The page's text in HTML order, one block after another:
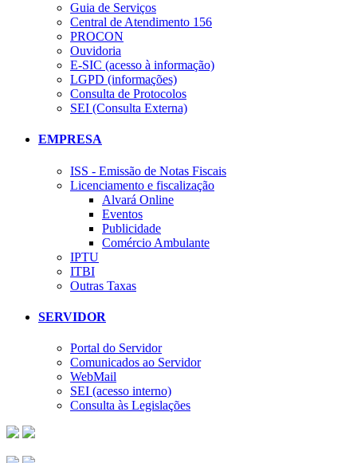
Guia de Serviços
Central de Atendimento 156
PROCON
Ouvidoria
E-SIC (acesso à informação)
LGPD (informações)
Consulta de Protocolos
SEI (Consulta Externa)
EMPRESA
ISS - Emissão de Notas Fiscais
Licenciamento e fiscalização
Alvará Online
Eventos
Publicidade
Comércio Ambulante
IPTU
ITBI
Outras Taxas
SERVIDOR
Portal do Servidor
Comunicados ao Servidor
WebMail
SEI (acesso interno)
Consulta às Legislações